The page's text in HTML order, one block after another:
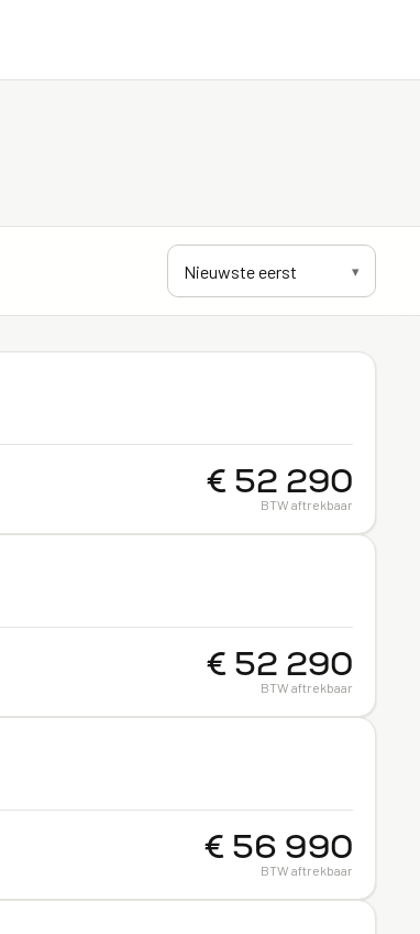
▾
€ 52 290
BTW aftrekbaar
€ 52 290
BTW aftrekbaar
€ 56 990
BTW aftrekbaar